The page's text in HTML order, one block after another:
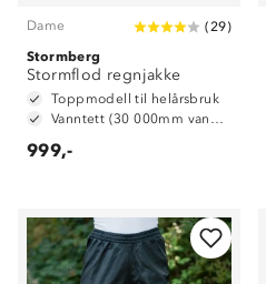
Dame (29)
Stormberg
Stormflod regnjakke
Toppmodell til helårsbruk
Vanntett (30 000mm vannsøyle)
999,-